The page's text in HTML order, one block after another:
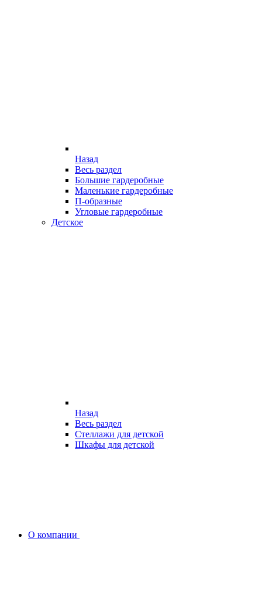
Назад
Весь раздел
Большие гардеробные
Маленькие гардеробные
П-образные
Угловые гардеробные
Детское
Назад
Весь раздел
Стеллажи для детской
Шкафы для детской
О компании